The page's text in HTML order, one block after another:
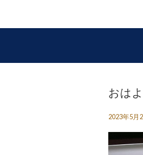
おは
2023年5月